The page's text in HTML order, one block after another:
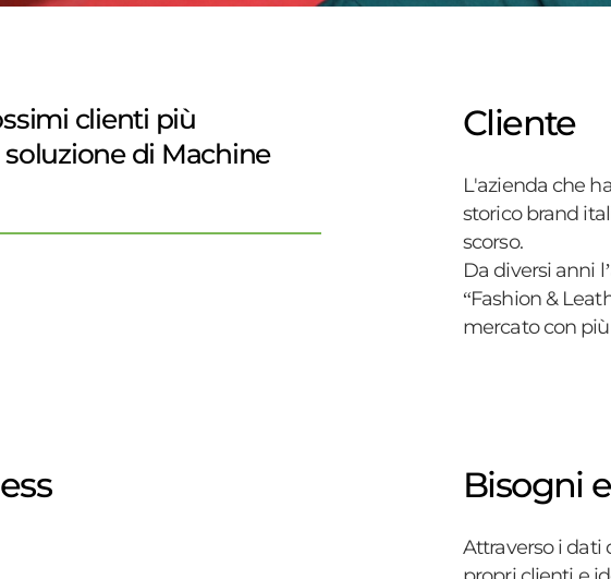
clienti più
di Machine
Cliente
L'azienda che
storico brand
scorso.
Da diversi anni
“Fashion &
mercato con
Bisogni
Attraverso i dati